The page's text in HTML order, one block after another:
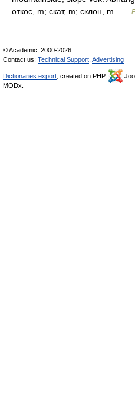
откос, m; скат, m; склон, m …
© Academic, 2000-2026
Contact us: Technical Support Advertising
Dictionaries export , created on PHP,
MODx.